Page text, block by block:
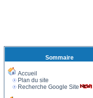
Sommaire
Accueil
Plan du site
Recherche Google Site